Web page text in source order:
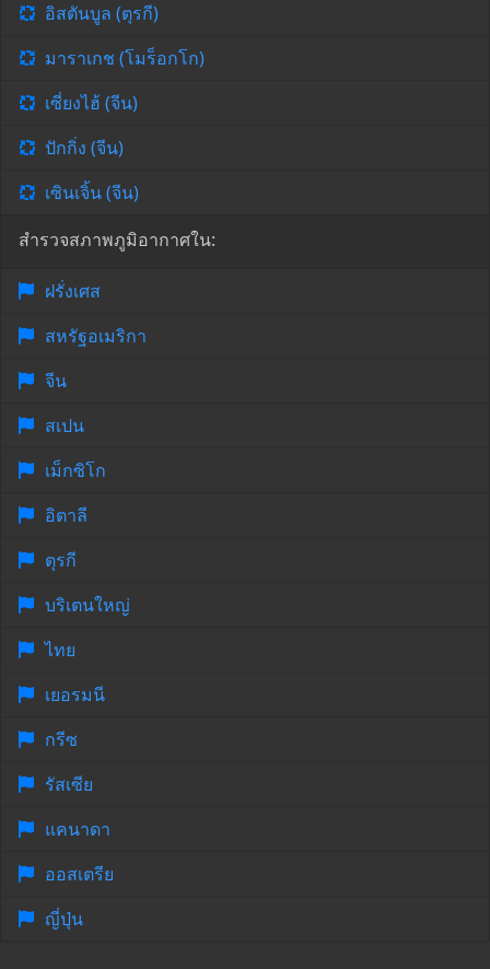
อิสตันบูล (ตุรกี)
มาราเกช (โมร็อกโก)
เซี่ยงไฮ้ (จีน)
ปักกิ่ง (จีน)
เซินเจิ้น (จีน)
สำรวจสภาพภูมิอากาศใน:
ฝรั่งเศส
สหรัฐอเมริกา
จีน
สเปน
เม็กซิโก
อิตาลี
ตุรกี
บริเตนใหญ่
ไทย
เยอรมนี
กรีซ
รัสเซีย
แคนาดา
ออสเตรีย
ญี่ปุ่น